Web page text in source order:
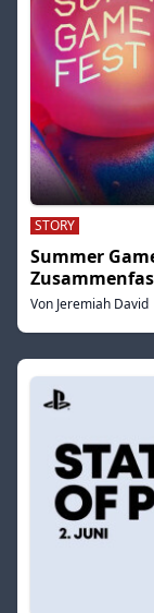
STORY
Summer
Von Jeremiah David